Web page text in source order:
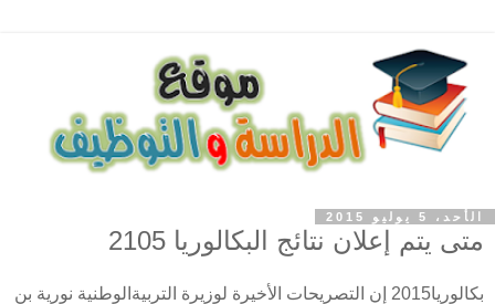
الأحد، 5 يوليو 2015
متى يتم إعلان نتائج البكالوريا 2105
بكالوريا2015 إن التصريحات الأخيرة لوزيرة التربيةالوطنية نورية بن